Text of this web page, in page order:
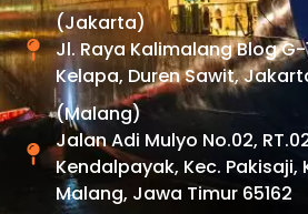
(Jakarta)
Jl. Raya Kalimalang Blog G-
Kelapa, Duren Sawit,
(Malang)
Jalan Adi Mulyo No.02,
Kendalpayak, Kec.
Malang, Jawa Timur 65162